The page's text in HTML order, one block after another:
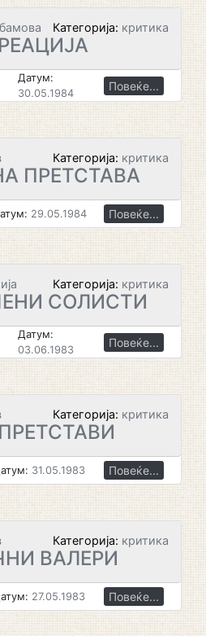
Категорија: критика
Датум:
30.05.1984
Повеќе...
Категорија: критика
ПРЕТСТАВА
29.05.1984 Повеќе...
Категорија: критика
СОЛИСТИ
Датум:
03.06.1983
Повеќе...
Категорија: критика
31.05.1983 Повеќе...
Категорија: критика
ВАЛЕРИ
27.05.1983 Повеќе...